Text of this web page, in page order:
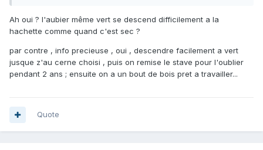
Ah oui ? l'aubier même vert se descend difficilement a la
hachette comme quand c'est sec ?
par contre , info precieuse , oui , descendre facilement a vert
jusque z'au cerne choisi , puis on remise le stave pour l'oublier
pendant 2 ans ; ensuite on a un bout de bois pret a travailler...
Quote